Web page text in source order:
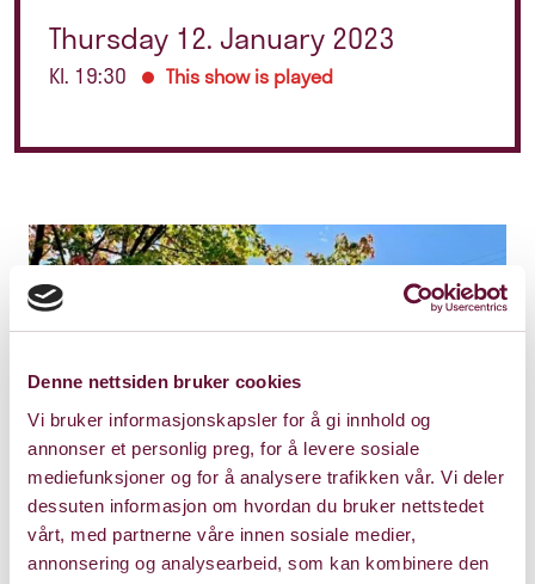
Denne nettsiden bruker cookies
Vi bruker informasjonskapsler for å gi innhold og
annonser et personlig preg, for å levere sosiale
mediefunksjoner og for å analysere trafikken vår. Vi deler
dessuten informasjon om hvordan du bruker nettstedet
vårt, med partnerne våre innen sosiale medier,
annonsering og analysearbeid, som kan kombinere den
Thursday 12. January 2023
Kl. 19:30 This show is played